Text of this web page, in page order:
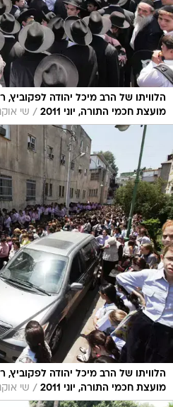
הלוויתו של הרב מיכל יהודה לפקוביץ,
מועצת חכמי התורה, יוני 2011
/ שי
הלוויתו של הרב מיכל יהודה לפקוביץ,
מועצת חכמי התורה, יוני 2011
/ שי